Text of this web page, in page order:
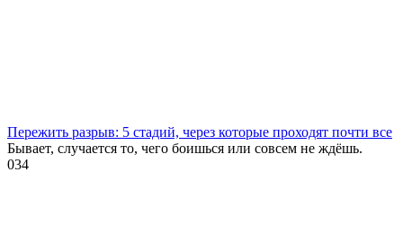
Пережить разрыв: 5 стадий, через которые проходят почти все
Бывает, случается то, чего боишься или совсем не ждёшь.
034